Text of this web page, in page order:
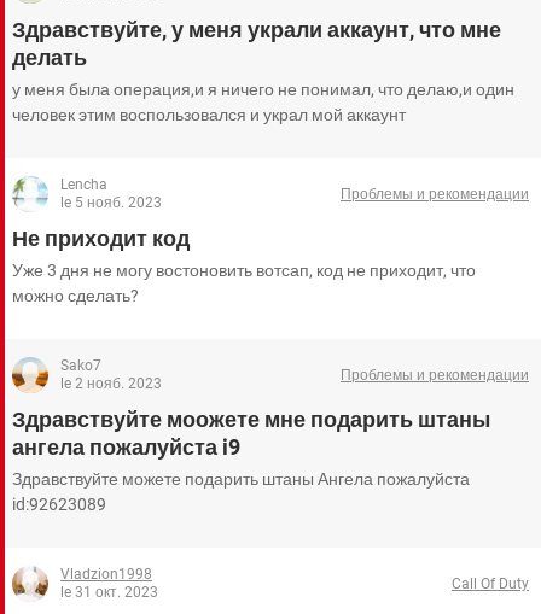
Здравствуйте, у меня украли аккаунт, что мне
делать
у меня была операция,и я ничего не понимал, что делаю,и один
человек этим воспользовался и украл мой аккаунт
Lencha
le 5 нояб. 2023
Проблемы и рекомендации
Не приходит код
Уже 3 дня не могу востоновить вотсап, код не приходит, что
можно сделать?
Sako7
le 2 нояб. 2023
Проблемы и рекомендации
Здравствуйте моожете мне подарить штаны
ангела пожалуйста i9
Здравствуйте можете подарить штаны Ангела пожалуйста
id:92623089
Vladzion1998
le 31 окт. 2023
Call Of Duty